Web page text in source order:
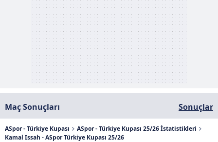
Maç Sonuçları Sonuçlar
ASpor - Türkiye Kupası
ASpor - Türkiye Kupası 25/26 İstatistikleri
Kamal Issah - ASpor Türkiye Kupası 25/26